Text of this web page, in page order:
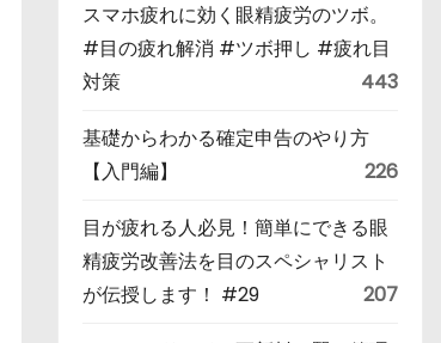
スマホ疲れに効く眼精疲労のツボ。
#目の疲れ解消 #ツボ押し #疲れ目
対策
443
基礎からわかる確定申告のやり方
【入門編】
226
目が疲れる人必見！簡単にできる眼
精疲労改善法を目のスペシャリスト
が伝授します！ #29
207